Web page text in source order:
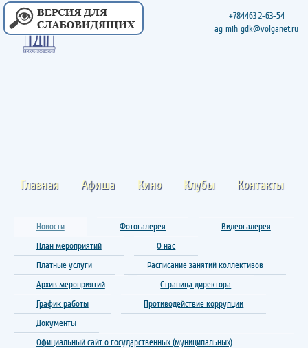
+784463 2-63-54
ag_mih_gdk@volganet.ru
Главная Афиша Кино Клубы Контакты
Новости Фотогалерея
Видеогалерея
План мероприятий
О нас
Платные услуги
Расписание занятий коллективов
Архив мероприятий
Страница директора
График работы
Противодействие коррупции
Документы
Официальный сайт о государственных (муниципальных)